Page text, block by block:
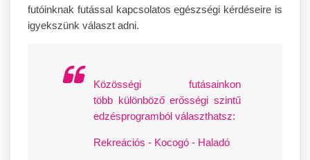
futóinknak futással kapcsolatos egészségi kérdéseire is
igyekszünk választ adni.
Közösségi futásainkon
több különböző erősségi szintű
edzésprogramból választhatsz:
Rekreációs - Kocogó - Haladó